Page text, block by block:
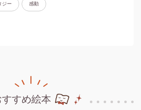
ジー 感動
すすめ絵本